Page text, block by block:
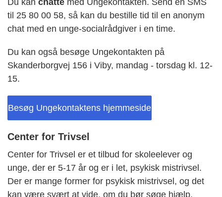
Du kan chatte med Ungekontakten. Send en SMS
til 25 80 00 58, så kan du bestille tid til en anonym
chat med en unge-socialrådgiver i en time.
Du kan også besøge Ungekontakten på
Skanderborgvej 156 i Viby, mandag - torsdag kl. 12-
15.
Besøg Ungekontaktens hjemmeside
Center for Trivsel
Center for Trivsel er et tilbud for skoleelever og
unge, der er 5-17 år og er i let, psykisk mistrivsel.
Der er mange former for psykisk mistrivsel, og det
kan være svært at vide, om du bør søge hjælp.